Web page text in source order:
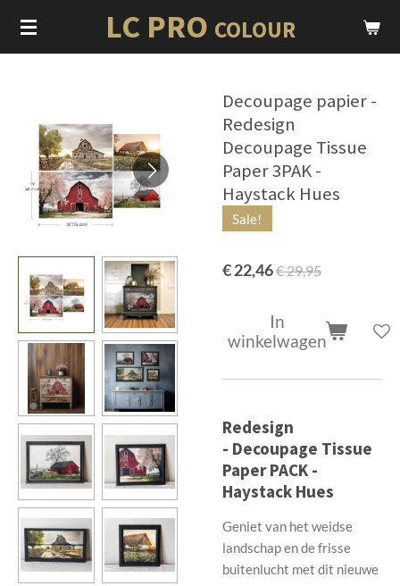
Ga
direct
LC PRO COLOUR
Decoupage papier -
Redesign
Decoupage Tissue
Paper 3PAK -
Haystack Hues
Sale!
€ 22,46€ 29,95
In
winkelwagen
Redesign
- Decoupage Tissue
Paper PACK -
Haystack Hues
Geniet van het weidse
landschap en de frisse
buitenlucht met dit nieuwe